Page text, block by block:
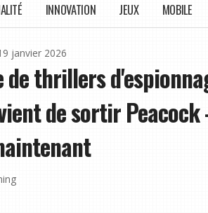
INNOVATION JEUX MOBILE
janvier 2026
de thrillers
de sortir Peacock